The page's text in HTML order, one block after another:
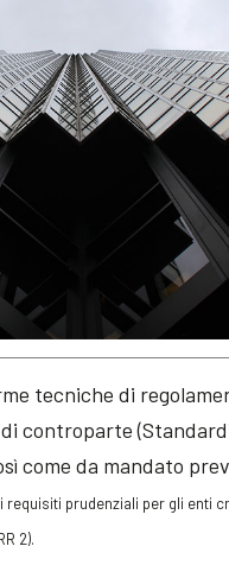
tecniche di
controparte
come da mandato
requisiti prudenziali per gli enti
2).